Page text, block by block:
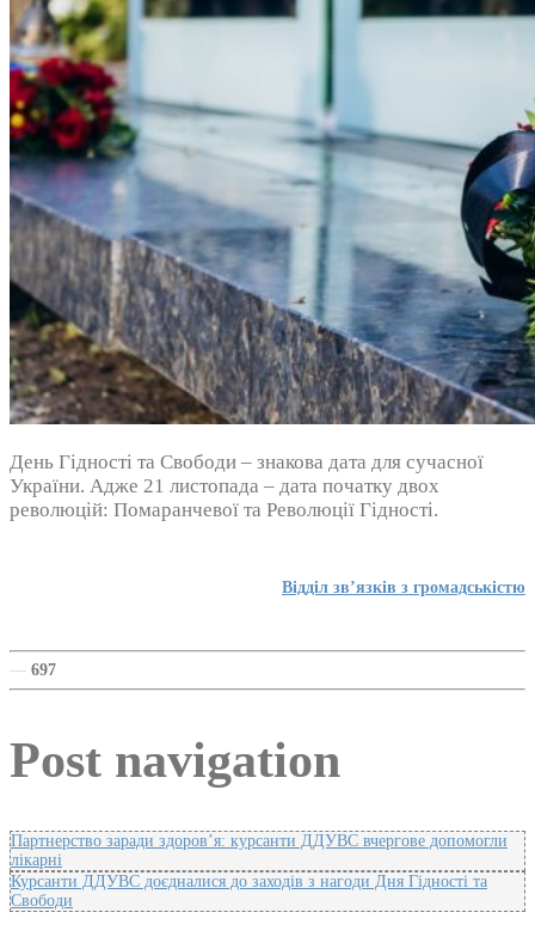
День Гідності та Свободи – знакова дата для сучасної
України. Адже 21 листопада – дата початку двох
революцій: Помаранчевої та Революції Гідності.
Відділ зв’язків з громадськістю
— 697
Post navigation
Партнерство заради здоров’я: курсанти ДДУВС вчергове допомогли
лікарні
Курсанти ДДУВС доєдналися до заходів з нагоди Дня Гідності та
Свободи